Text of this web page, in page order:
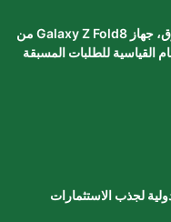
وسط إقبالٍ غير مسبوق، جهاز Galaxy Z Fold8 من
القياسية للطلبات المسبقة
لجذب الاستثمارات